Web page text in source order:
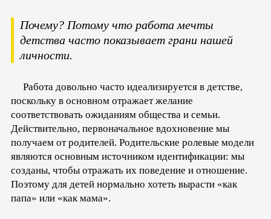
Почему? Потому что работа мечты
детства часто показывает грани нашей
личности.
Работа довольно часто идеализируется в детстве,
поскольку в основном отражает желание
соответствовать ожиданиям общества и семьи.
Действительно, первоначальное вдохновение мы
получаем от родителей. Родительские ролевые модели
являются основным источником идентификации: мы
созданы, чтобы отражать их поведение и отношение.
Поэтому для детей нормально хотеть вырасти «как
папа» или «как мама».